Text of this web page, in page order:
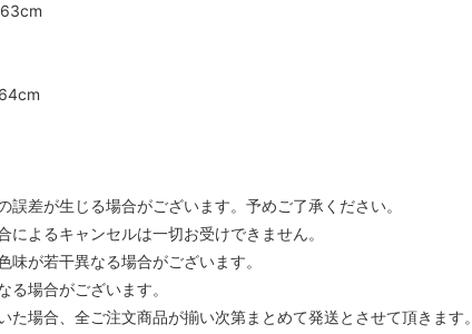
差が生じる場合がございます。予めご了承ください。
よるキャンセルは一切お受けできません。
が若干異なる場合がございます。
場合がございます。
場合、全ご注文商品が揃い次第まとめて発送とさせて頂きます。